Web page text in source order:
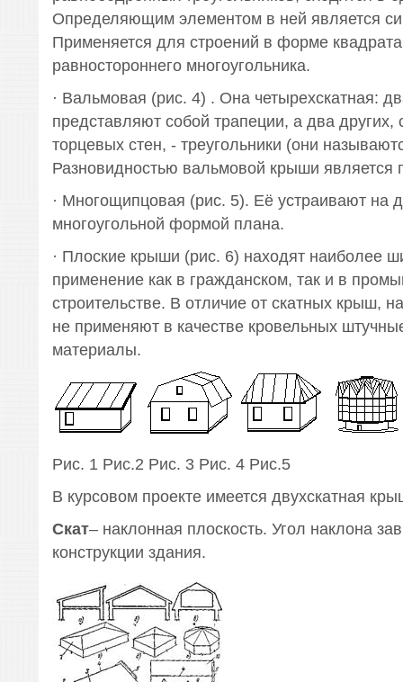
Определяющим элементом в ней является
Применяется для строений в форме
равностороннего многоугольника.
· Вальмовая (рис. 4) . Она четырехскатная:
представляют собой трапеции, а два других,
торцевых стен, - треугольники (они
Разновидностью вальмовой крыши является
· Многощипцовая (рис. 5). Её устраивают на
многоугольной формой плана.
· Плоские крыши (рис. 6) находят наиболее
применение как в гражданском, так и в
строительстве. В отличие от скатных крыш,
не применяют в качестве кровельных
материалы.
Рис. 1 Рис.2 Рис. 3 Рис. 4 Рис.5
В курсовом проекте имеется двухскатная
Скат– наклонная плоскость. Угол наклона
конструкции здания.